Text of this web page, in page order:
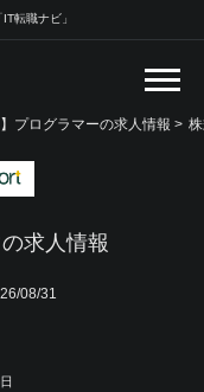
転職ナビ」
】プログラマーの求人情報 >
の求人情報
08/31